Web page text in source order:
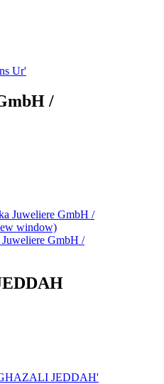
Ur'
/
Juweliere GmbH /
window)
GmbH /
JEDDAH'